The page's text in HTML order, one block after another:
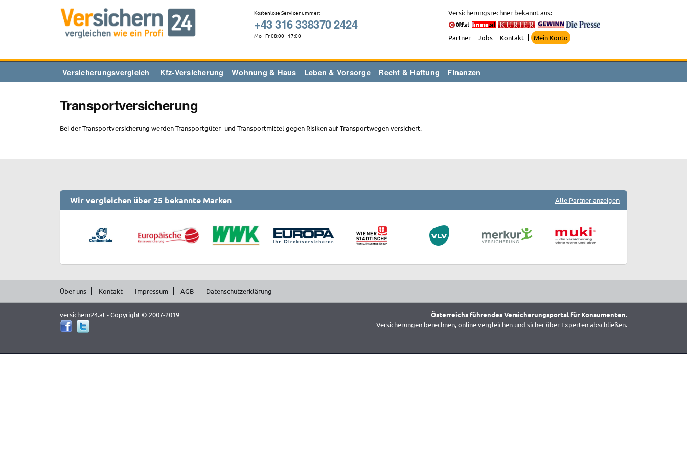
Kostenlose Servicenummer:
+43 316 338370 2424
Mo - Fr 08:00 - 17:00
Versicherungsrechner bekannt aus:
Partner Jobs Kontakt Mein Konto
Versicherungsvergleich Kfz-Versicherung Wohnung & Haus Leben & Vorsorge Recht & Haftung Finanzen
Transportversicherung
Bei der Transportversicherung werden Transportgüter- und Transportmittel gegen Risiken auf Transportwegen versichert.
Wir vergleichen über 25 bekannte Marken Alle Partner anzeigen
Über uns Kontakt Impressum AGB Datenschutzerklärung
versichern24.at - Copyright © 2007-2019
Österreichs führendes Versicherungsportal für Konsumenten.
Versicherungen berechnen, online vergleichen und sicher über Experten abschließen.